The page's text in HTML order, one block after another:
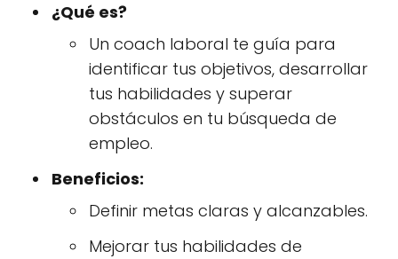
¿Qué es?
Un coach laboral te guía para
identificar tus objetivos, desarrollar
tus habilidades y superar
obstáculos en tu búsqueda de
empleo.
Beneficios:
Definir metas claras y alcanzables.
Mejorar tus habilidades de